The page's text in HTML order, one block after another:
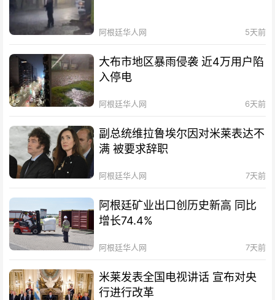
阿根廷华人网 5天前
大布市地区暴雨侵袭 近4万用户陷
入停电
阿根廷华人网 6天前
副总统维拉鲁埃尔因对米莱表达不
满 被要求辞职
阿根廷华人网 7天前
阿根廷矿业出口创历史新高 同比
增长74.4%
阿根廷华人网 7天前
米莱发表全国电视讲话 宣布对央
行进行改革